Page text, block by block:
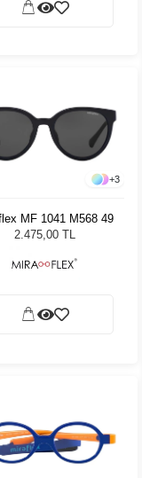
+3
MF 1041 M568 49
2.475,00 TL